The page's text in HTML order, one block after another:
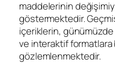
maddelerinin
göstermektedir.
içeriklerin,
ve interaktif formatlara
gözlemlenmektedir.